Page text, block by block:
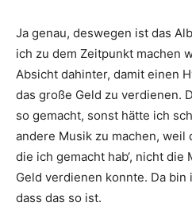
Ja genau, deswegen ist das
ich zu dem Zeitpunkt machen
Absicht dahinter, damit einen
das große Geld zu verdienen.
so gemacht, sonst hätte ich
andere Musik zu machen, weil
die ich gemacht hab‘, nicht die
Geld verdienen konnte. Da
dass das so ist.